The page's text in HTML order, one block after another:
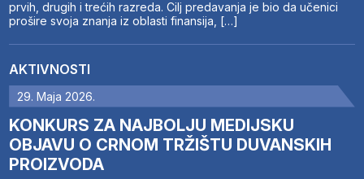
prvih, drugih i trećih razreda. Cilj predavanja je bio da učenici
prošire svoja znanja iz oblasti finansija, […]
AKTIVNOSTI
29. Maja 2026.
KONKURS ZA NAJBOLJU MEDIJSKU
OBJAVU O CRNOM TRŽIŠTU DUVANSKIH
PROIZVODA